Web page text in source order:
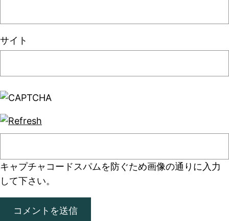
サイト
キャプチャコード スパムを防ぐため画像の通りに入力
して下さい。